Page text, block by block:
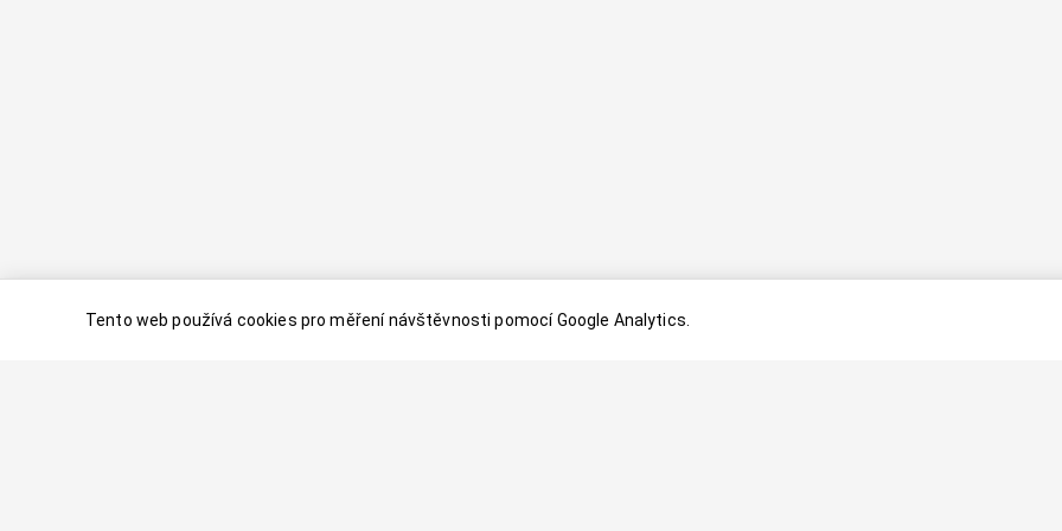
Tento web používá cookies pro měření návštěvnosti pomocí Google Analytics.